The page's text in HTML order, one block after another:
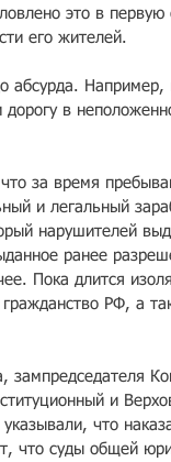
это в
его жителей.
абсурда. Например,
в
за время
и легальный
наруш­ителей
ранее
Пока длится
РФ, а
зампредседателя
и
что
что суды общей